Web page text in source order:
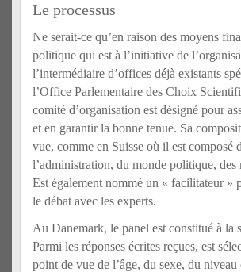
Le processus
Ne serait-ce qu’en raison des moyens
politique qui est à l’initiative de
l’intermédiaire d’offices déjà existants
l’Office Parlementaire des Choix
comité d’organisation est désigné pour
et en garantir la bonne tenue. Sa
vue, comme en Suisse où il est composé
l’administration, du monde politique, des
Est également nommé un « facilitateur »
le débat avec les experts.
Au Danemark, le panel est constitué à la
Parmi les réponses écrites reçues, est
point de vue de l’âge, du sexe, du